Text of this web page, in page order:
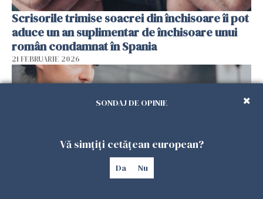
Scrisorile trimise soacrei din închisoare îi pot
aduce un an suplimentar de închisoare unui
român condamnat în Spania
21 FEBRUARIE 2026
SONDAJ DE OPINIE
Vă simțiți cetățean european?
Da Nu